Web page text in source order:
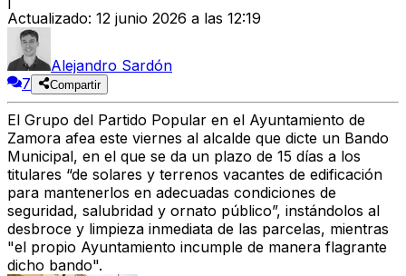
Actualizado: 12 junio 2026 a las 12:19
Alejandro Sardón
7
Compartir
El Grupo del Partido Popular en el Ayuntamiento de
Zamora afea este viernes al alcalde que dicte un Bando
Municipal, en el que se da un plazo de 15 días a los
titulares “de solares y terrenos vacantes de edificación
para mantenerlos en adecuadas condiciones de
seguridad, salubridad y ornato público”, instándolos al
desbroce y limpieza inmediata de las parcelas, mientras
"el propio Ayuntamiento incumple de manera flagrante
dicho bando".